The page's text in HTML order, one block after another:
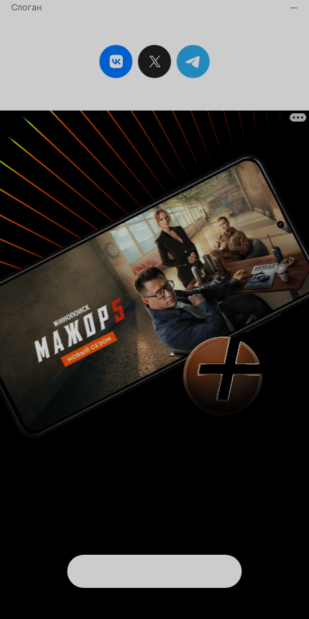
через 3 акта (завязка, развитие действия и
антагонизм вызывает конфликты на трех
уровнях – внутреннем, межличностном и
процессе его путешествия связано с тем, что
неосознанного желания, которое не просто
вступает в прямой конфликт с осознанным
желанием, а они взаимоисключают друг друга.
Тут приведу простой пример опять же из
классики – герой в начале решает заработать
условный миллион, и это желание запускает
историю. Он через тернии пробирается к
своей цели, но на этом нелегком пути
понимает, что сам-то миллион ему-то и не
нужен, а нужно нечто другое, что он на самом
деле желал всю жизнь, и если он таки получит
миллион так, как задумал, то не сможет
осуществить истинное желание. Выбирая
между миллионом и «нечто другое», он
меняется и в развязке начинает движение в
новую зону комфорта. Правильно определив
это самое «нечто другое», можно понять
авторский замысел, причем именно понять,
соглашаться с ним не обязательно. В точке, где
надо сделать выбор между желаниями,
происходит так называемая метафорическая
смерть героя, в процессе которой старая
личность умирает и рождается новая.
Вишенкой на торте в такой структуре является
своего рода бонус герою. За правильный
выбор автор истории обычно награждает
реализовать в нем всё вышеописанное, что
даже не во всех хороших полнометражных
работах удается сделать. Обычно больше всего
сбоят силы антагонизма, точнее, их грамотное
Слоган —